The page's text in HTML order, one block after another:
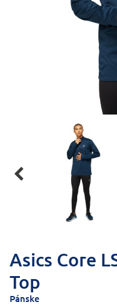

Asics Core
Top
Pánske